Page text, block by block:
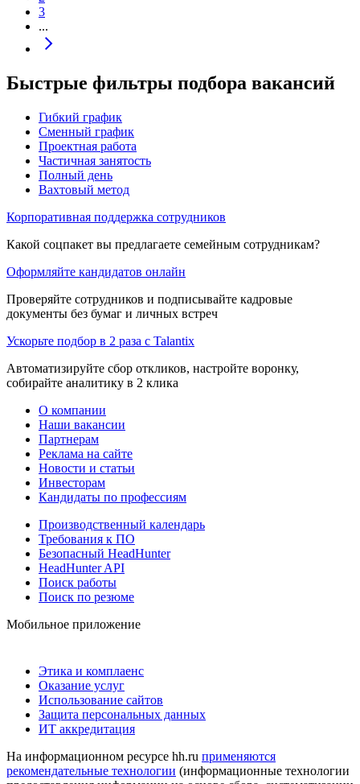
3
...
Быстрые фильтры подбора вакансий
Гибкий график
Сменный график
Проектная работа
Частичная занятость
Полный день
Вахтовый метод
Корпоративная поддержка сотрудников
Какой соцпакет вы предлагаете семейным сотрудникам?
Оформляйте кандидатов онлайн
Проверяйте сотрудников и подписывайте кадровые
документы без бумаг и личных встреч
Ускорьте подбор в 2 раза с Talantix
Автоматизируйте сбор откликов, настройте воронку,
собирайте аналитику в 2 клика
О компании
Наши вакансии
Партнерам
Реклама на сайте
Новости и статьи
Инвесторам
Кандидаты по профессиям
Производственный календарь
Требования к ПО
Безопасный HeadHunter
HeadHunter API
Поиск работы
Поиск по резюме
Мобильное приложение
Этика и комплаенс
Оказание услуг
Использование сайтов
Защита персональных данных
ИТ аккредитация
На информационном ресурсе hh.ru применяются
рекомендательные технологии (информационные технологии